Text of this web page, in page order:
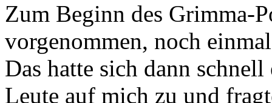
Zum Beginn des Grimma-
vorgenommen, noch
Das hatte sich dann
Leute auf mich zu und